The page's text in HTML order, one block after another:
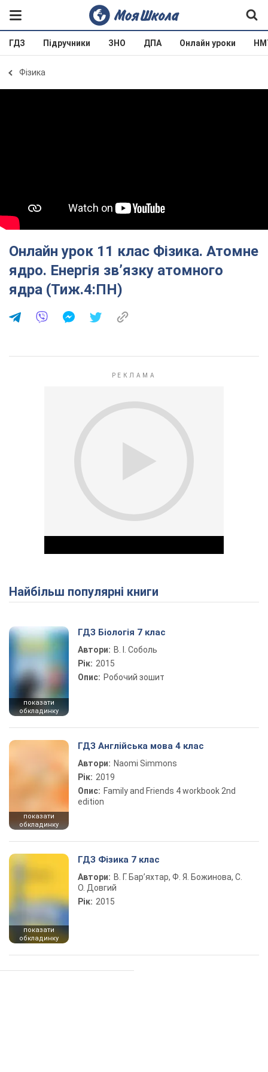
ГДЗ Підручники ЗНО ДПА Онлайн уроки
Фізика
Онлайн урок 11 клас Фізика. Атомне
ядро. Енергія зв’язку атомного
ядра (Тиж.4:ПН)
Play Video
Найбільш популярні книги
показати
обкладинку
ГДЗ Біологія 7 клас
Автори: В. І. Соболь
Рік: 2015
Опис: Робочий зошит
показати
обкладинку
ГДЗ Англійська мова 4 клас
Автори: Naomi Simmons
Рік: 2019
Опис: Family and Friends 4 workbook 2nd
edition
показати
обкладинку
ГДЗ Фізика 7 клас
Автори: В. Г. Бар’яхтар, Ф. Я. Божинова, С.
О. Довгий
Рік: 2015